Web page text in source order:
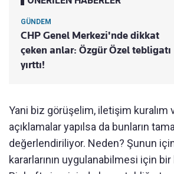
GÜNDEM
CHP Genel Merkezi'nde dikkat
çeken anlar: Özgür Özel tebligatı
yırttı!
Yani biz görüşelim, iletişim kuralım
açıklamalar yapılsa da bunların
değerlendiriliyor. Neden? Şunun
kararlarının uygulanabilmesi için